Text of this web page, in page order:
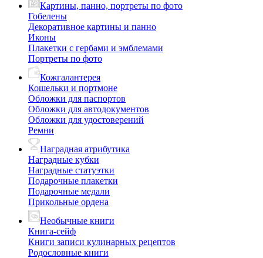
Картины, панно, портреты по фото
Гобелены
Декоративное картины и панно
Иконы
Плакетки с гербами и эмблемами
Портреты по фото
Кожгалантерея
Кошельки и портмоне
Обложки для паспортов
Обложки для автодокументов
Обложки для удостоверений
Ремни
Наградная атрибутика
Наградные кубки
Наградные статуэтки
Подарочные плакетки
Подарочные медали
Прикольные ордена
Необычные книги
Книга-сейф
Книги записи кулинарных рецептов
Родословные книги